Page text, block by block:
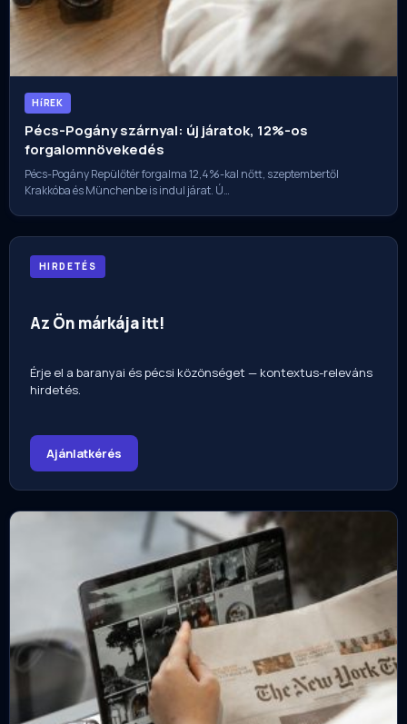
HíREK
Pécs-Pogány szárnyal: új járatok, 12%-os
forgalomnövekedés
Pécs-Pogány Repülőtér forgalma 12,4%-kal nőtt, szeptembertől
Krakkóba és Münchenbe is indul járat. Ú…
HIRDETÉS
Az Ön márkája itt!
Érje el a baranyai és pécsi közönséget — kontextus-releváns
hirdetés.
Ajánlatkérés